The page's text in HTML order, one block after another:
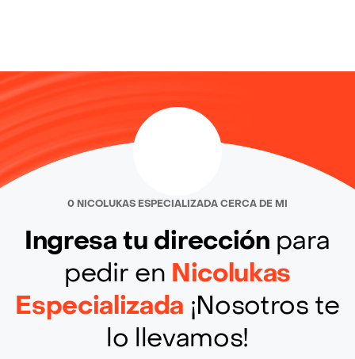
0 NICOLUKAS ESPECIALIZADA CERCA DE MI
Ingresa tu dirección para
pedir en Nicolukas
Especializada ¡Nosotros te
lo llevamos!